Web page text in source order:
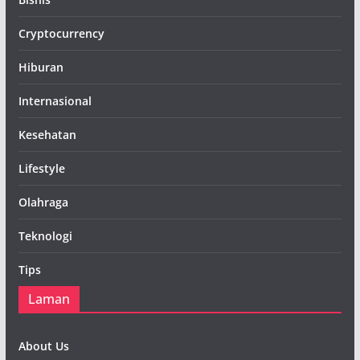
Cryptocurrency
Hiburan
Internasional
Kesehatan
Lifestyle
Olahraga
Teknologi
Tips
Laman
About Us